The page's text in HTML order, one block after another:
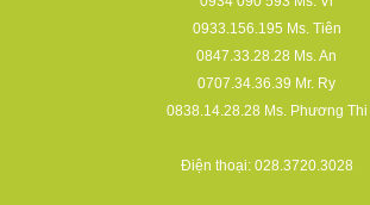
0933.156.195 Ms. Tiên
0847.33.28.28 Ms. An
0707.34.36.39 Mr. Ry
0838.14.28.28 Ms. Phương Thi
Điện thoại: 028.3720.3028